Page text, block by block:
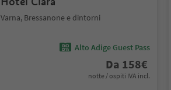
Varna, Bressanone e dintorni
Alto Adige Guest Pass
Da 158€
notte / ospiti IVA incl.